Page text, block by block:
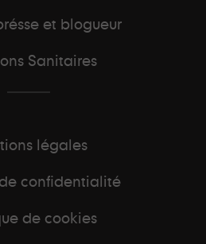
et blogueur
Sanitaires
légales
confidentialité
de cookies